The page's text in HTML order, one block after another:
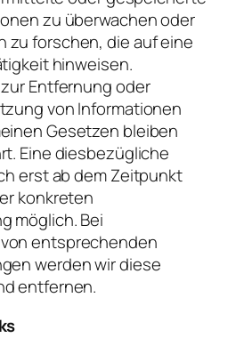
zu überwachen oder
zu forschen, die auf eine
hinweisen.
Entfernung oder
von Informationen
Gesetzen bleiben
Eine diesbezügliche
erst ab dem Zeitpunkt
konkreten
möglich. Bei
entsprechenden
werden wir diese
entfernen.